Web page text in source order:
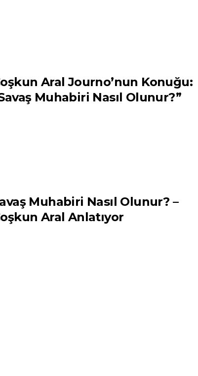
Aral Journo’nun Konuğu:
Muhabiri Nasıl Olunur?”
Muhabiri Nasıl Olunur? –
Aral Anlatıyor